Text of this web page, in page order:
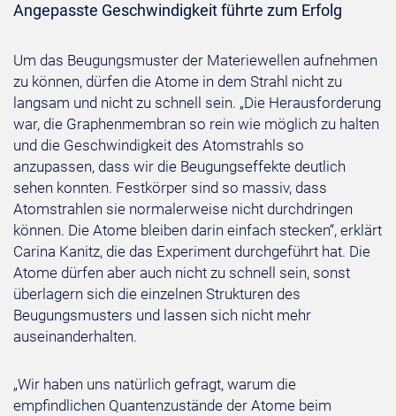
Angepasste Geschwindigkeit führte zum Erfolg
Um das Beugungsmuster der Materiewellen aufnehmen
zu können, dürfen die Atome in dem Strahl nicht zu
langsam und nicht zu schnell sein. „Die Herausforderung
war, die Graphenmembran so rein wie möglich zu halten
und die Geschwindigkeit des Atomstrahls so
anzupassen, dass wir die Beugungseffekte deutlich
sehen konnten. Festkörper sind so massiv, dass
Atomstrahlen sie normalerweise nicht durchdringen
können. Die Atome bleiben darin einfach stecken“, erklärt
Carina Kanitz, die das Experiment durchgeführt hat. Die
Atome dürfen aber auch nicht zu schnell sein, sonst
überlagern sich die einzelnen Strukturen des
Beugungsmusters und lassen sich nicht mehr
auseinanderhalten.
„Wir haben uns natürlich gefragt, warum die
empfindlichen Quantenzustände der Atome beim